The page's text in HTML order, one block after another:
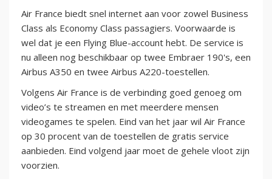
Air France biedt snel internet aan voor zowel Business
Class als Economy Class passagiers. Voorwaarde is
wel dat je een Flying Blue-account hebt. De service is
nu alleen nog beschikbaar op twee Embraer 190's, een
Airbus A350 en twee Airbus A220-toestellen.
Volgens Air France is de verbinding goed genoeg om
video’s te streamen en met meerdere mensen
videogames te spelen. Eind van het jaar wil Air France
op 30 procent van de toestellen de gratis service
aanbieden. Eind volgend jaar moet de gehele vloot zijn
voorzien.